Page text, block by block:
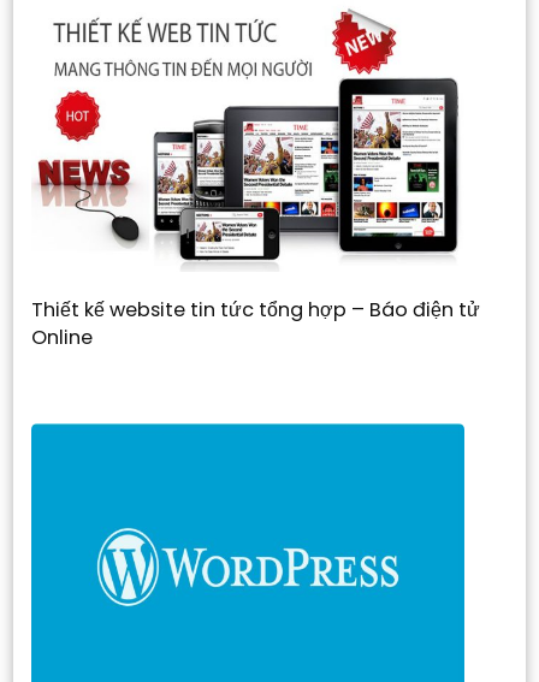
Thiết kế website tin tức tổng hợp – Báo điện tử
Online